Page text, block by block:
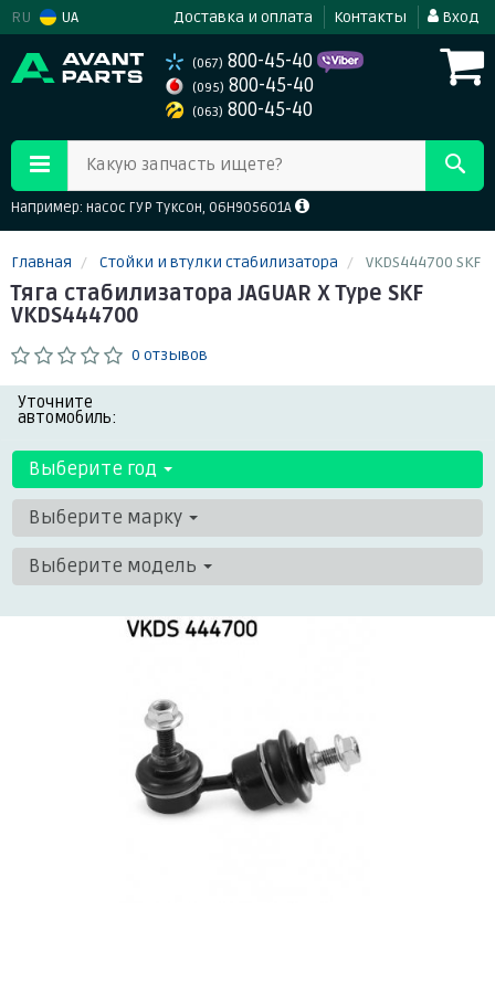
RU UA Доставка и оплата Контакты Вход
(067) 800-45-40
(095) 800-45-40
(063) 800-45-40
Какую запчасть ищете?
Например: насос ГУР Туксон, 06H905601A
Главная Стойки и втулки стабилизатора VKDS444700 SKF
Тяга стабилизатора JAGUAR X Type SKF
VKDS444700
0 отзывов
Уточните
автомобиль:
Выберите год
Выберите марку
Выберите модель